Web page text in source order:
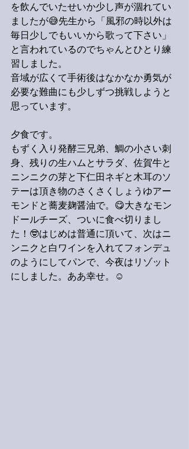
を飲んでいたせいか少し声が涸れてい
ましたが😅先生から「風邪の時以外は
毎日少しでもいいから歌って下さい」
と言われているのでちゃんとひとり練
習しました。
音域が広くて手術後はなかなか勇気が
必要な難曲にも少しずつ挑戦しようと
思っています。
夕食です。
もずく入り発酵三兄弟、鯛の小さい刺
身、残りの生ハムとサラダ、佐賀牛と
ニンニクの芽と下仁田ネギと木耳のソ
テーは頂き物のさくさくしょうゆアー
モンドと蕎麦麹醤油で。😋大きなモン
ドールチーズ、ついに食べ切りまし
た！🤓はじめは普通に頂いて、次はニ
ンニクと白ワインを入れてフォンデュ
のようにしてパンで、今夜はリゾット
にしました。ああ幸せ。☺️